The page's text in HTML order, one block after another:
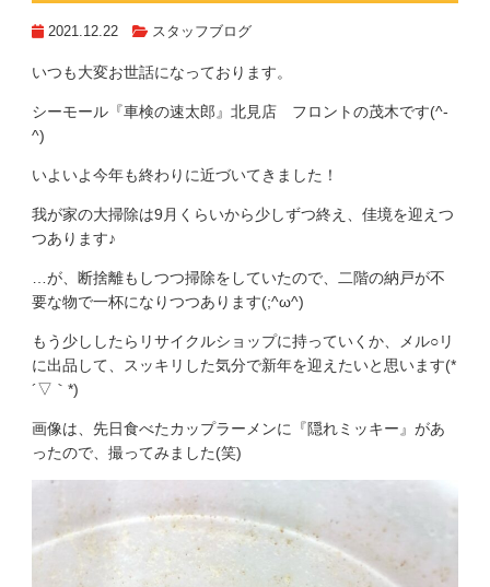
2021.12.22 スタッフブログ
いつも大変お世話になっております。
シーモール『車検の速太郎』北見店 フロントの茂木です(^-
^)
いよいよ今年も終わりに近づいてきました！
我が家の大掃除は9月くらいから少しずつ終え、佳境を迎えつ
つあります♪
…が、断捨離もしつつ掃除をしていたので、二階の納戸が不
要な物で一杯になりつつあります(;^ω^)
もう少ししたらリサイクルショップに持っていくか、メル○リ
に出品して、スッキリした気分で新年を迎えたいと思います(*
´▽｀*)
画像は、先日食べたカップラーメンに『隠れミッキー』があ
ったので、撮ってみました(笑)